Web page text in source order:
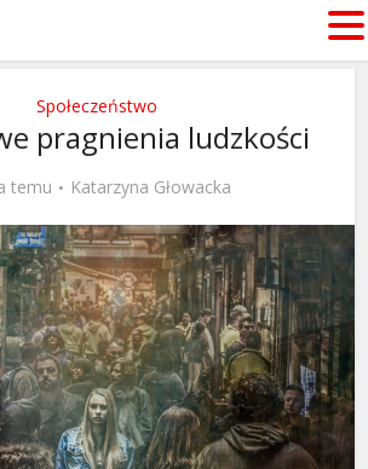
Społeczeństwo
pragnienia ludzkości
temu Katarzyna Głowacka